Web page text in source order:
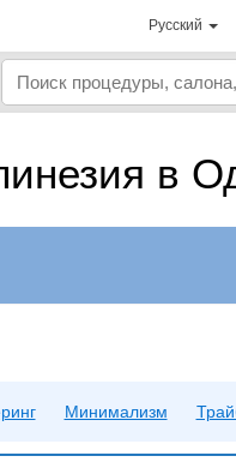
Русский
в
Минимализм